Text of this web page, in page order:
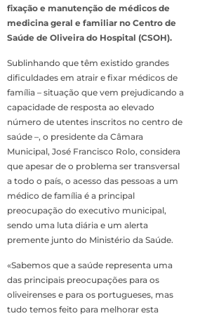
fixação e manutenção de médicos de
medicina geral e familiar no Centro de
Saúde de Oliveira do Hospital (CSOH).
Sublinhando que têm existido grandes
dificuldades em atrair e fixar médicos de
família – situação que vem prejudicando a
capacidade de resposta ao elevado
número de utentes inscritos no centro de
saúde –, o presidente da Câmara
Municipal, José Francisco Rolo, considera
que apesar de o problema ser transversal
a todo o país, o acesso das pessoas a um
médico de família é a principal
preocupação do executivo municipal,
sendo uma luta diária e um alerta
premente junto do Ministério da Saúde.
«Sabemos que a saúde representa uma
das principais preocupações para os
oliveirenses e para os portugueses, mas
tudo temos feito para melhorar esta